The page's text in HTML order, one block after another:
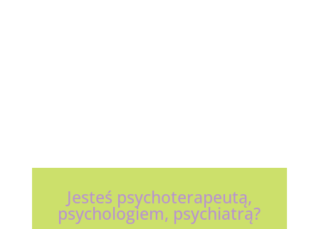
Jesteś psychoterapeutą,
psychologiem, psychiatrą?